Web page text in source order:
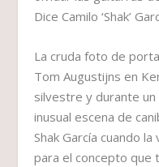
Dice Camilo ‘Shak’
La cruda foto de
Tom Augustijns en
silvestre y durante
inusual escena de
Shak García cuando
para el concepto que